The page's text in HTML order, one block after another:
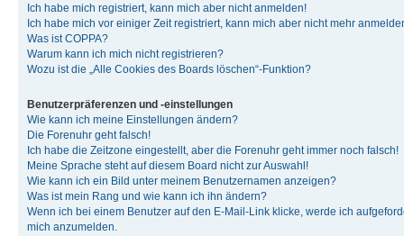
Ich habe mich registriert, kann mich aber nicht anmelden!
Ich habe mich vor einiger Zeit registriert, kann mich aber nicht mehr
Was ist COPPA?
Warum kann ich mich nicht registrieren?
Wozu ist die „Alle Cookies des Boards löschen“-Funktion?
Benutzerpräferenzen und -einstellungen
Wie kann ich meine Einstellungen ändern?
Die Forenuhr geht falsch!
Ich habe die Zeitzone eingestellt, aber die Forenuhr geht immer noch falsch!
Meine Sprache steht auf diesem Board nicht zur Auswahl!
Wie kann ich ein Bild unter meinem Benutzernamen anzeigen?
Was ist mein Rang und wie kann ich ihn ändern?
Wenn ich bei einem Benutzer auf den E-Mail-Link klicke, werde ich
mich anzumelden.